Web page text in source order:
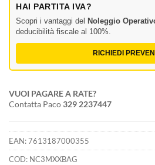
HAI PARTITA IVA?
Scopri i vantaggi del Noleggio
deducibilità fiscale al 100%.
RICHIEDI
VUOI PAGARE A RATE?
Contatta Paco329 2237447
EAN:7613187000355
COD: NC3MXXBAG